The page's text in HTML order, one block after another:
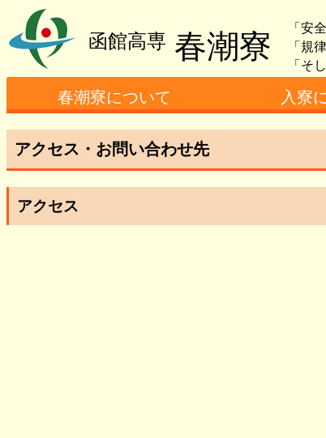
函館高専 春潮寮
「安
「規
「そ
春潮寮について
寮務主事あいさつ
寮の概要
入寮者数
設備（男子）について
設備（女子）について
寮生の日課について
入寮
必要となる費用
女子寮担当者
アクセス・お問い合わせ先
アクセス